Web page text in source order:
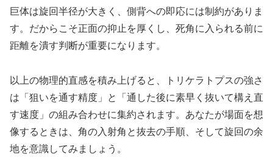
巨体は旋回半径が大きく、側背への即応には制約がありま
す。だからこそ正面の抑止を厚くし、死角に入られる前に
距離を潰す判断が重要になります。
以上の物理的直感を積み上げると、トリケラトプスの強さ
は「狙いを通す精度」と「通した後に素早く抜いて構え直
す速度」の組み合わせに集約されます。あなたが場面を想
像するときは、角の入射角と抜去の手順、そして旋回の余
地を意識してみましょう。